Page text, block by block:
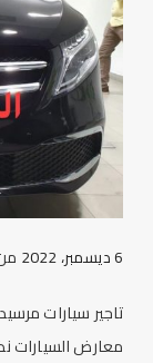
6 ديسمبر، 2022
معارض السيارات